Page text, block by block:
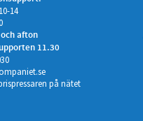
14
afton
11.30
på nätet